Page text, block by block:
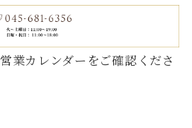
業カレンダーをご確認くださ